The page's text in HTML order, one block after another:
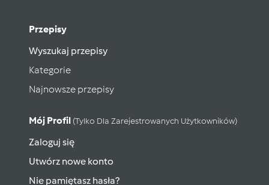
Przepisy
Wyszukaj przepisy
Kategorie
Najnowsze przepisy
Mój Profil (tylko Dla Zarejestrowanych Użytkowników)
Zaloguj się
Utwórz nowe konto
Nie pamiętasz hasła?